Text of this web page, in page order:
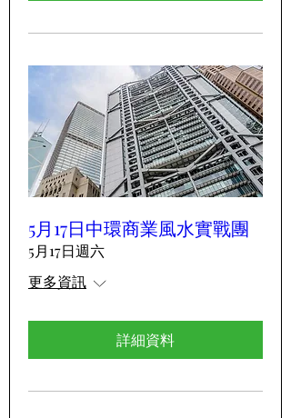
5月17日中環商業風水實戰團
5月17日週六
更多資訊
詳細資料